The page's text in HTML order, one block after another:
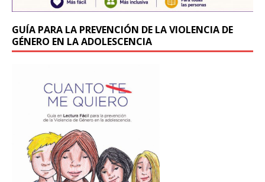
GUÍA PARA LA PREVENCIÓN DE LA VIOLENCIA DE
GÉNERO EN LA ADOLESCENCIA